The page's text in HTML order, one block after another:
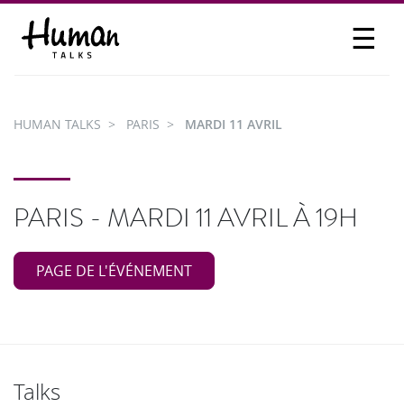
☰
PARTICIPER
HUMAN TALKS PARIS MARDI 11 AVRIL
PARIS - MARDI 11 AVRIL À 19H
PAGE DE L'ÉVÉNEMENT
Talks